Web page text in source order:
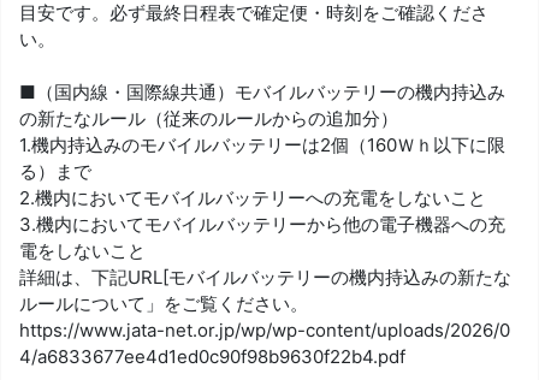
目安です。必ず最終日程表で確定便・時刻をご確認くださ
い。
■（国内線・国際線共通）モバイルバッテリーの機内持込み
の新たなルール（従来のルールからの追加分）
1.機内持込みのモバイルバッテリーは2個（160Ｗｈ以下に限
る）まで
2.機内においてモバイルバッテリーへの充電をしないこと
3.機内においてモバイルバッテリーから他の電子機器への充
電をしないこと
詳細は、下記URL[モバイルバッテリーの機内持込みの新たな
ルールについて」をご覧ください。
https://www.jata-net.or.jp/wp/wp-content/uploads/2026/0
4/a6833677ee4d1ed0c90f98b9630f22b4.pdf